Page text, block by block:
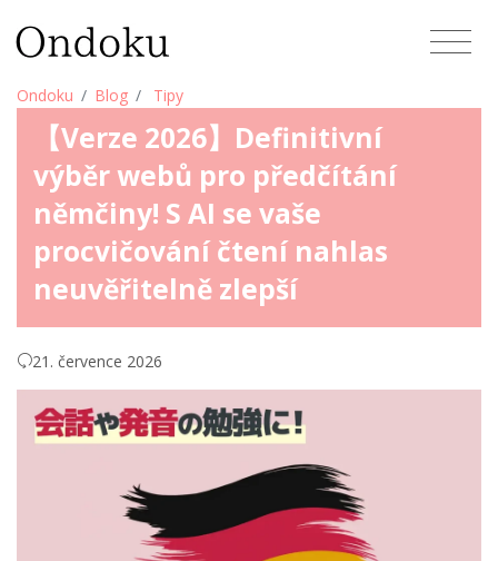
Ondoku Blog Tipy
【Verze 2026】Definitivní
výběr webů pro předčítání
němčiny! S AI se vaše
procvičování čtení nahlas
neuvěřitelně zlepší
21. července 2026